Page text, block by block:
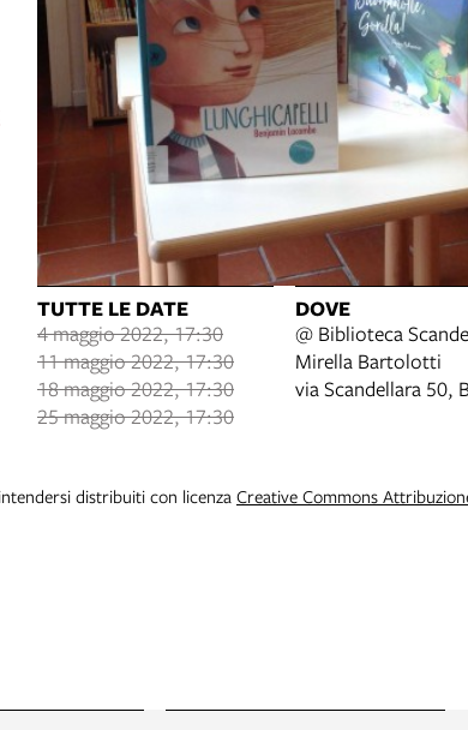
TUTTE LE DATE
4 maggio 2022, 17:30
11 maggio 2022, 17:30
18 maggio 2022, 17:30
25 maggio 2022, 17:30
DOVE
@ Biblioteca
Mirella Bartolotti
via Scandellara 50,
distribuiti con licenza Creative Commons